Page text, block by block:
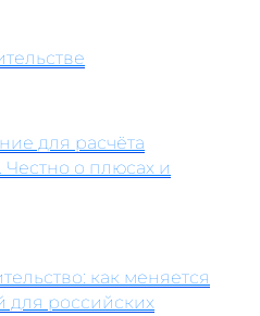
для расчёта
о плюсах и
как меняется
российских